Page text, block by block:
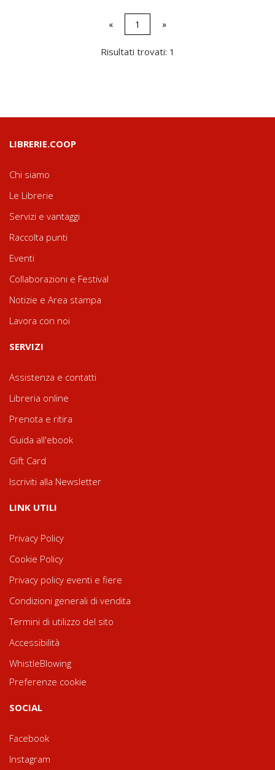
« 1 »
Risultati trovati: 1
LIBRERIE.COOP
Chi siamo
Le Librerie
Servizi e vantaggi
Raccolta punti
Eventi
Collaborazioni e Festival
Notizie e Area stampa
Lavora con noi
SERVIZI
Assistenza e contatti
Libreria online
Prenota e ritira
Guida all'ebook
Gift Card
Iscriviti alla Newsletter
LINK UTILI
Privacy Policy
Cookie Policy
Privacy policy eventi e fiere
Condizioni generali di vendita
Termini di utilizzo del sito
Accessibilità
WhistleBlowing
Preferenze cookie
SOCIAL
Facebook
Instagram